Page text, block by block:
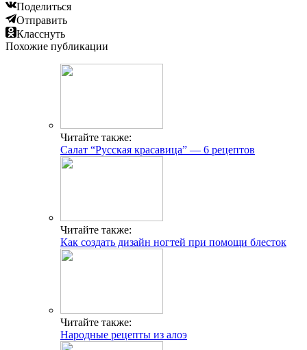
Поделиться
Отправить
Класснуть
Похожие публикации
Читайте также:
Салат “Русская красавица” — 6 рецептов
Читайте также:
Как создать дизайн ногтей при помощи блесток
Читайте также:
Народные рецепты из алоэ